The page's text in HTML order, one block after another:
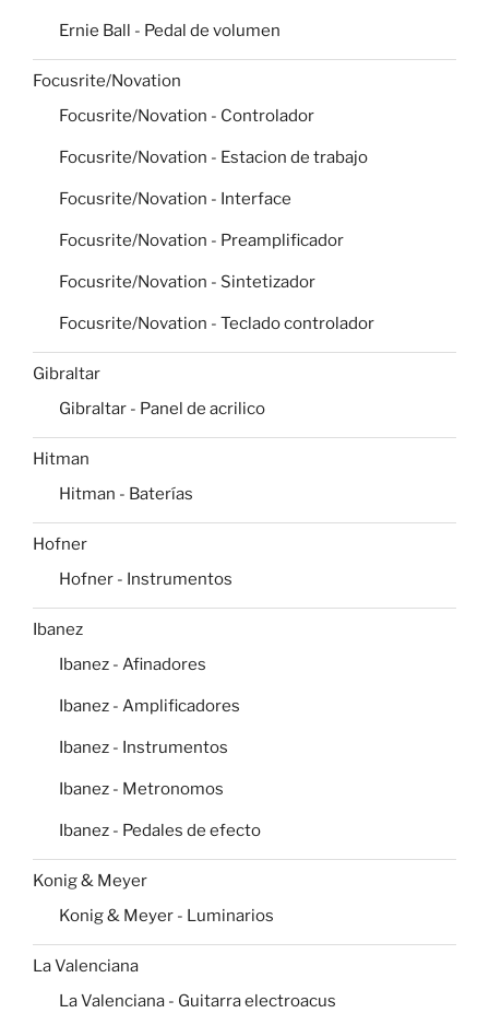
Ernie Ball - Pedal de volumen
Focusrite/Novation
Focusrite/Novation - Controlador
Focusrite/Novation - Estacion de trabajo
Focusrite/Novation - Interface
Focusrite/Novation - Preamplificador
Focusrite/Novation - Sintetizador
Focusrite/Novation - Teclado controlador
Gibraltar
Gibraltar - Panel de acrilico
Hitman
Hitman - Baterías
Hofner
Hofner - Instrumentos
Ibanez
Ibanez - Afinadores
Ibanez - Amplificadores
Ibanez - Instrumentos
Ibanez - Metronomos
Ibanez - Pedales de efecto
Konig & Meyer
Konig & Meyer - Luminarios
La Valenciana
La Valenciana - Guitarra electroacus